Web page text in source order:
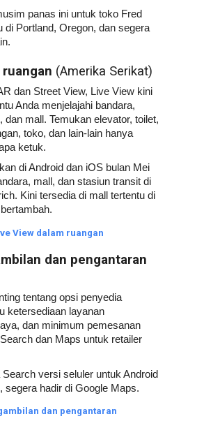
panas ini untuk toko Fred
di Portland, Oregon, dan segera
(Amerika Serikat)
dan Street View, Live View kini
Anda menjelajahi bandara,
dan mall. Temukan elevator, toilet,
toko, dan lain-lain hanya
ketuk.
di Android dan iOS bulan Mei
mall, dan stasiun transit di
Kini tersedia di mall tertentu di
View dalam ruangan
tentang opsi penyedia
ketersediaan layanan
dan minimum pemesanan
dan Maps untuk retailer
Search versi seluler untuk Android
segera hadir di Google Maps.
dan pengantaran